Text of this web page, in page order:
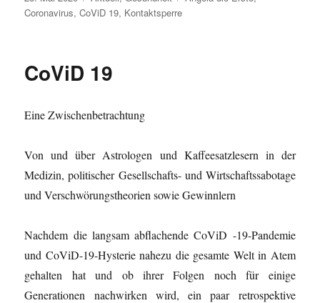
am
Coronavirus,CoViD 19, Kontaktsperre
CoViD 19
Eine Zwischenbetrachtung
Von und über Astrologen und Kaffeesatzlesern in der
Medizin, politischer Gesellschafts- und Wirtschaftssabotage
und Verschwörungstheorien sowie Gewinnlern
Nachdem die langsam abflachende CoViD -19-Pandemie
und CoViD-19-Hysterie nahezu die gesamte Welt in Atem
gehalten hat und ob ihrer Folgen noch für einige
Generationen nachwirken wird, ein paar retrospektive